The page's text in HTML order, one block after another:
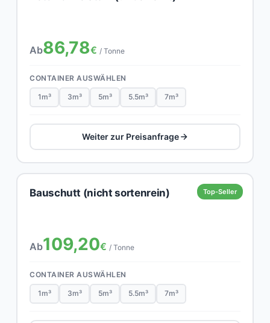
Ab86,78€ / Tonne
CONTAINER AUSWÄHLEN
1m³ 3m³ 5m³ 5.5m³ 7m³
Weiter zur Preisanfrage
Top-Seller
Bauschutt (nicht sortenrein)
Ab109,20€ / Tonne
CONTAINER AUSWÄHLEN
1m³ 3m³ 5m³ 5.5m³ 7m³